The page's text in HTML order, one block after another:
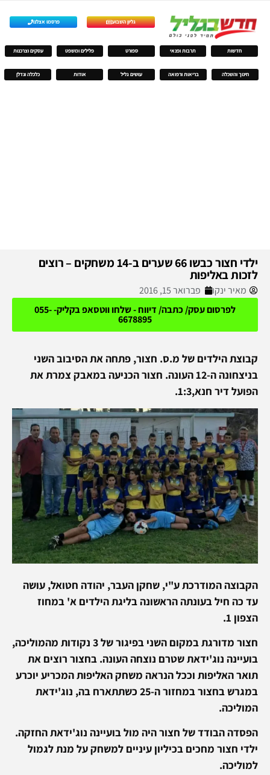
גליון השבוע פרסמו אצלנו
חדשות תרבות ופנאי ספורט פלילים ומשפט עסקים וצרכנות
חינוך והשכלה בריאות ורפואה עושים גליל אודות כלכלה ונדלן
ילדי חצור כבשו 66 שערים ב-14 משחקים – רוצים
לזכות באליפות
מאיר ינקו
פברואר 15, 2016
לפרסום עסק/ כתבה/ דיווח - שלחו ווטסאפ בקליק- 055-
6678895
קבוצת הילדים של מ.ס. חצור, פתחה את הסיבוב השני
בניצחונה ה-12 העונה. חצור הכניעה במאבק צמרת את
הפועל דיר חנא,1:3.
הקבוצה המודרכת ע"י, שחקן העבר, יהודה חטואל, עושה
עד כה חיל בעונתה הראשונה בליגת הילדים א' במחוז
הצפון 1.
חצור מדורגת במקום השני בפיגור של 3 נקודות מהמוליכה,
בועיינה נוג'ידאת שטרם נוצחה העונה. בחצור רוצים את
תואר האליפות וככל הנראה משחק האליפות המכריע יוכרע
במגרש בחצור במחזור ה-25 כשתתארח בה, נוג'ידאת
המוליכה.
הפסדה הבודד של חצור היה מול בועיינה נוג'ידאת החזקה.
ילדי חצור מחכים בכיליון עיניים למשחק על מנת לגמול
למוליכה.